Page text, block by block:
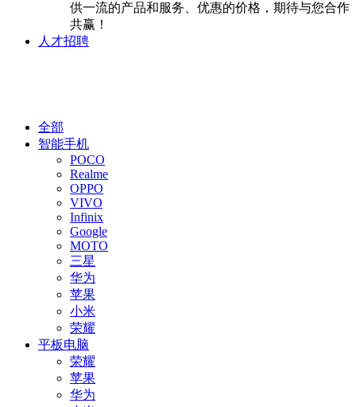
供一流的产品和服务、优惠的价格，期待与您合作
共赢！
人才招聘
全部
智能手机
POCO
Realme
OPPO
VIVO
Infinix
Google
MOTO
三星
华为
苹果
小米
荣耀
平板电脑
荣耀
苹果
华为